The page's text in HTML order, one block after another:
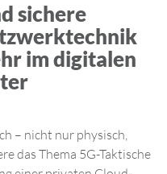
sichere
im digitalen
– nicht nur physisch,
das Thema 5G-Taktische